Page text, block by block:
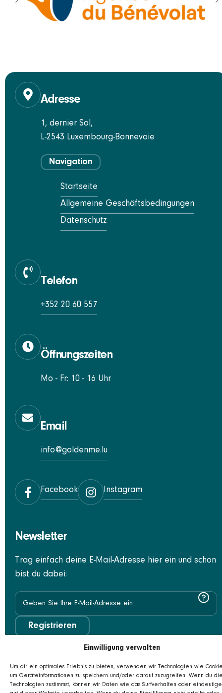
Einwilligung verwalten
Um dir ein optimales Erlebnis zu bieten, verwenden wir Technologien wie
um Geräteinformationen zu speichern und/oder darauf zuzugreifen. Wenn du
Technologien zustimmst, können wir Daten wie das Surfverhalten oder eindeutige
Adresse
1, dernier Sol,
L-2543 Luxembourg-Bonnevoie
Navigation
Startseite
Allgemeine Geschäftsbedingungen
Datenschutz
Telefon
+352 20 60 557
Öffnungszeiten
Mo - Fr: 10 - 16 Uhr
Email
info@goldenme.lu
Facebook Instagram
Newsletter
Trag einfach deine E-Mail-Adresse hier ein und schon
bist du dabei:
Registrieren